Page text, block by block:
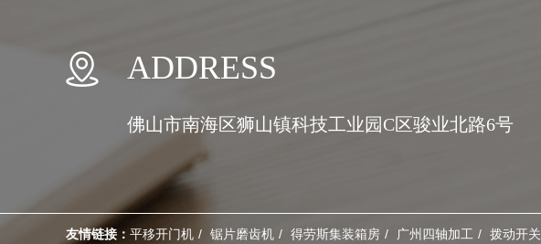
ADDRESS
佛山市南海区狮山镇科技工业园C区骏业北路6号
友情链接： 平移开门机 锯片磨齿机 得劳斯集装箱房 广州四轴加工 拨动开关